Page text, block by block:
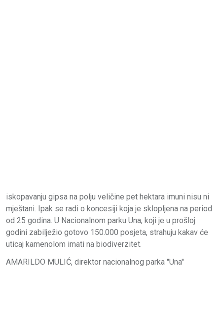
iskopavanju gipsa na polju veličine pet hektara imuni nisu ni
mještani. Ipak se radi o koncesiji koja je sklopljena na period
od 25 godina. U Nacionalnom parku Una, koji je u prošloj
godini zabilježio gotovo 150.000 posjeta, strahuju kakav će
uticaj kamenolom imati na biodiverzitet.
АMARILDO MULIĆ, direktor nacionalnog parka "Una"